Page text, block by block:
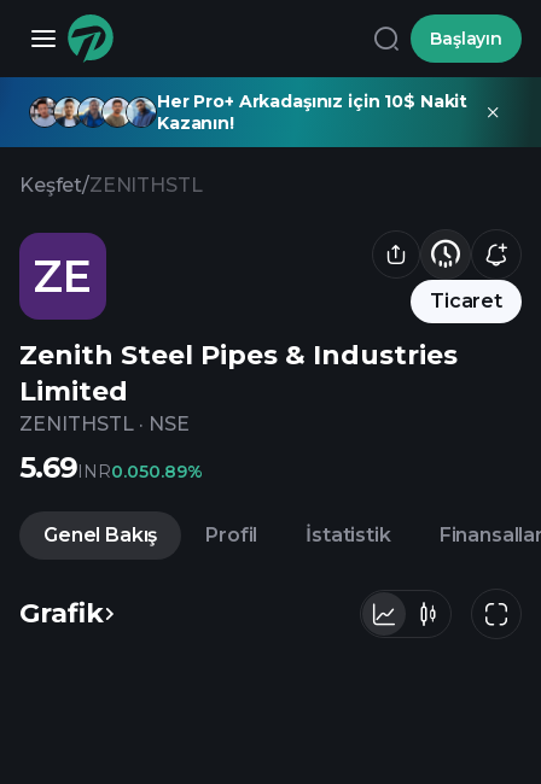
Başlayın
Her Pro+ Arkadaşınız için 10$ Nakit
Kazanın!
Keşfet/ZENITHSTL
ZE Ticaret
Zenith Steel Pipes & Industries
Limited
ZENITHSTL · NSE
5.69INR0.050.89%
Genel Bakış Profil İstatistik
Grafik